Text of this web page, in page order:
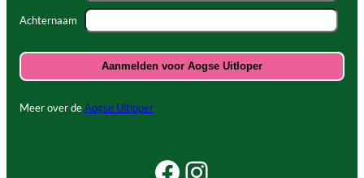
Achternaam
Meer over deAogse Uitloper
Facebook Beleef Princenhage
Instagram Beleef Princenhage